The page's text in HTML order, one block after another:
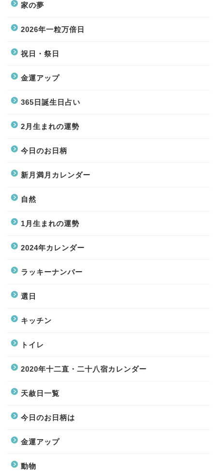
家の夢
2026年一粒万倍日
祝日・祭日
金運アップ
365日誕生日占い
2月生まれの運勢
今日のお日柄
新月満月カレンダー
自然
1月生まれの運勢
2024年カレンダー
ラッキーナンバー
選日
キッチン
トイレ
2020年十二直・二十八宿カレンダー
天赦日一覧
今日のお日柄は
金運アップ
動物